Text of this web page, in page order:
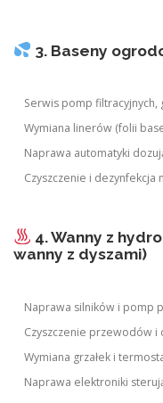
3. Baseny
Serwis pomp filtracyjnych,
Wymiana linerów (folii
Naprawa automatyki
Czyszczenie i dezynfekcja
4. Wanny z
wanny z dyszami)
Naprawa silników i pomp
Czyszczenie przewodów i
Wymiana grzałek i
Naprawa elektroniki